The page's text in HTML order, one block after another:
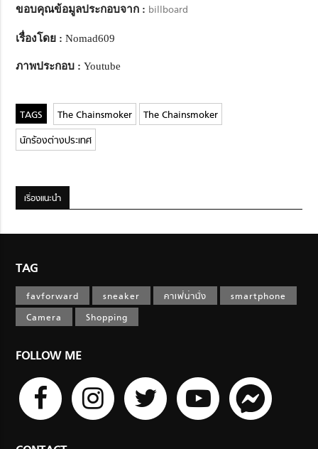
ขอบคุณข้อมูลประกอบจาก : billboard
เรื่องโดย : Nomad609
ภาพประกอบ : Youtube
The Chainsmoker
The Chainsmoker
นักร้องต่างประเทศ
เรื่องแนะนำ
TAG
favforward sneaker คาเฟ่น่านั่ง
smartphone
Camera
Shopping
FOLLOW ME